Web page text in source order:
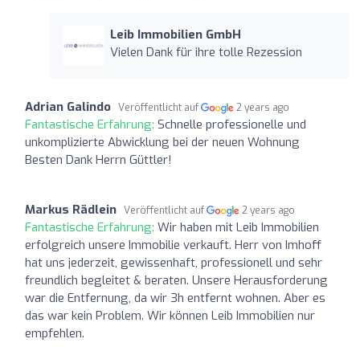
Leib Immobilien GmbH
Vielen Dank für ihre tolle Rezession
Adrian Galindo Veröffentlicht auf 2 years ago
Fantastische Erfahrung: Schnelle professionelle und
unkomplizierte Abwicklung bei der neuen Wohnung
Besten Dank Herrn Güttler!
Markus Rädlein Veröffentlicht auf 2 years ago
Fantastische Erfahrung: Wir haben mit Leib Immobilien
erfolgreich unsere Immobilie verkauft. Herr von Imhoff
hat uns jederzeit, gewissenhaft, professionell und sehr
freundlich begleitet & beraten. Unsere Herausforderung
war die Entfernung, da wir 3h entfernt wohnen. Aber es
das war kein Problem. Wir können Leib Immobilien nur
empfehlen.